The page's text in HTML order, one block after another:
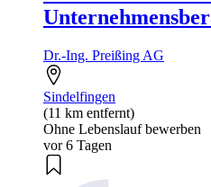
Dr.-Ing. Preißing AG
Sindelfingen
(11 km entfernt)
Ohne Lebenslauf bewerben
vor 6 Tagen